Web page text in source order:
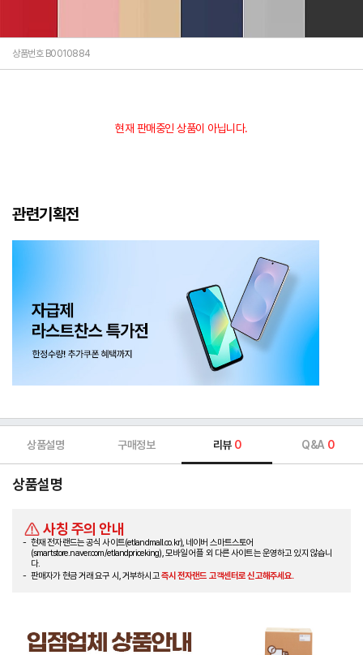
상품번호 B0010884
현재 판매중인 상품이 아닙니다.
관련기획전
상품설명 구매정보 리뷰 0 Q&A 0
상품설명
사칭 주의 안내
현재 전자랜드는 공식 사이트(etlandmall.co.kr), 네이버 스마트스토어
(smartstore.naver.com/etlandpriceking), 모바일 어플 외 다른 사이트는 운영하고 있지 않습니
다.
판매자가 현금 거래 요구 시, 거부하시고즉시 전자랜드 고객센터로 신고해주세요.